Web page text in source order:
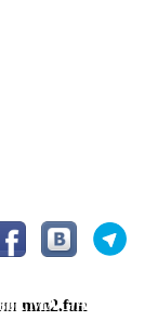
MAG/AuraHD
mm2.fun